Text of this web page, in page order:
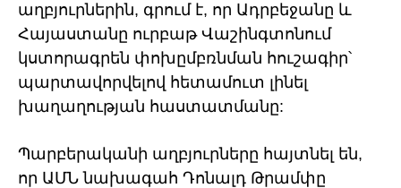
աղբյուրներին, գրում է, որ Ադրբեջանը և
Հայաստանը ուրբաթ Վաշինգտոնում
կստորագրեն փոխըմբռնման հուշագիր՝
պարտավորվելով հետամուտ լինել
խաղաղության հաստատմանը:
Պարբերականի աղբյուրները հայտնել են,
որ ԱՄՆ նախագահ Դոնալդ Թրամփը